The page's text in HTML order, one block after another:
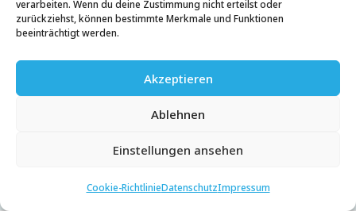
verarbeiten. Wenn du deine Zustimmung nicht erteilst oder
zurückziehst, können bestimmte Merkmale und Funktionen
beeinträchtigt werden.
Akzeptieren
Ablehnen
Einstellungen ansehen
Cookie-RichtlinieDatenschutzImpressum